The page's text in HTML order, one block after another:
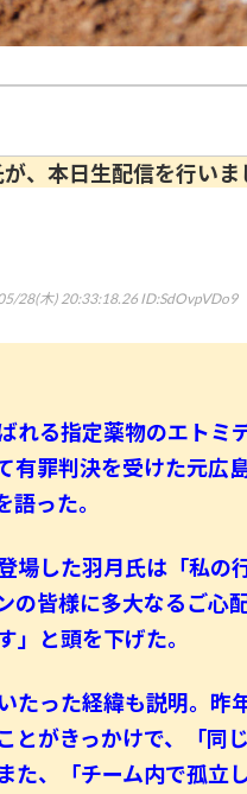
、本日生配信を行いま
28(木) 20:33:18.26 ID:SdOvpVDo9
れる指定薬物のエトミ
有罪判決を受けた元広
った。
場した羽月氏は「私の
の皆様に多大なるご心
」と頭を下げた。
たった経緯も説明。昨
とがきっかけで、「同
た、「チーム内で孤立